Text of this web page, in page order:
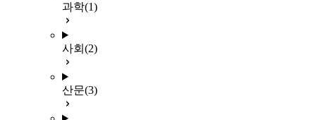
과학(1)
사회 (2)
산문(3)